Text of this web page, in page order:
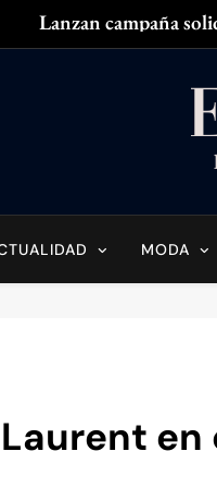
Lanzan campaña
Ella
MODA
en